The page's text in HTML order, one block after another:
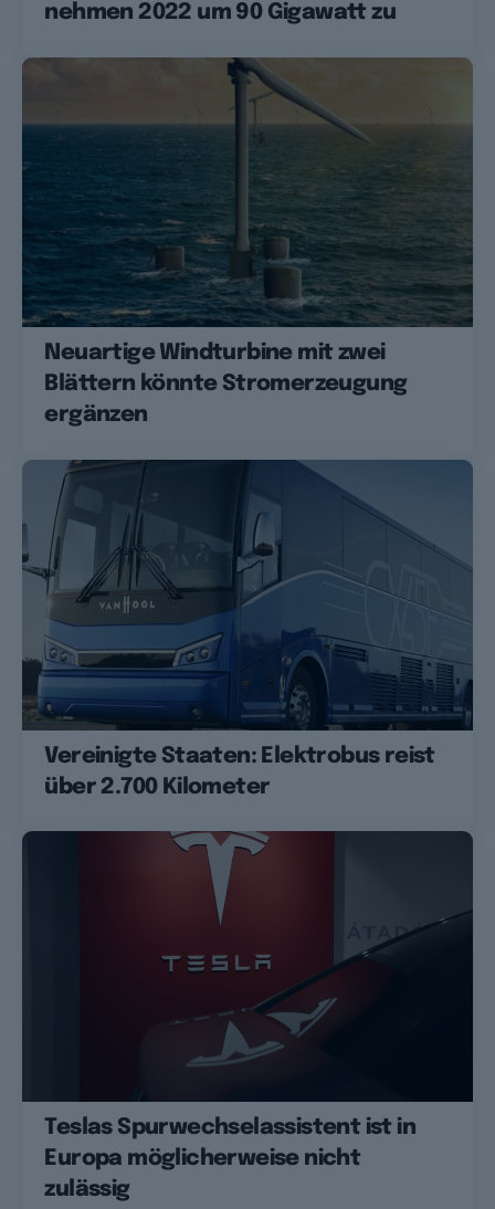
nehmen 2022 um 90 Gigawatt zu
Neuartige Windturbine mit zwei
Blättern könnte Stromerzeugung
ergänzen
Vereinigte Staaten: Elektrobus reist
über 2.700 Kilometer
Teslas Spurwechselassistent ist in
Europa möglicherweise nicht
zulässig